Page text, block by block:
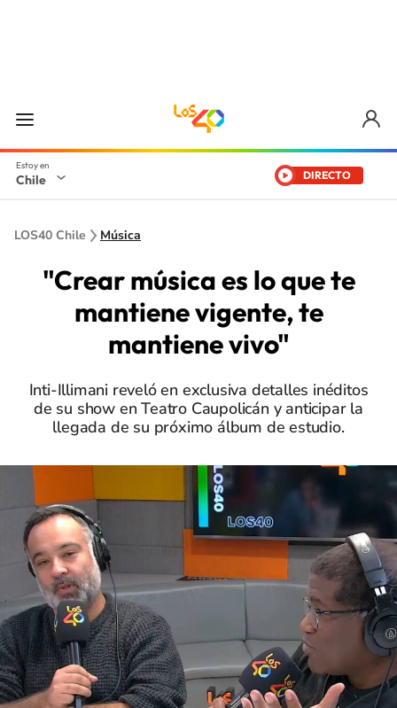
Chile DIRECTO
LOS40 Chile Música
"Crear música es lo que te
mantiene vigente, te
mantiene vivo"
Inti-Illimani reveló en exclusiva detalles inéditos
de su show en Teatro Caupolicán y anticipar la
llegada de su próximo álbum de estudio.